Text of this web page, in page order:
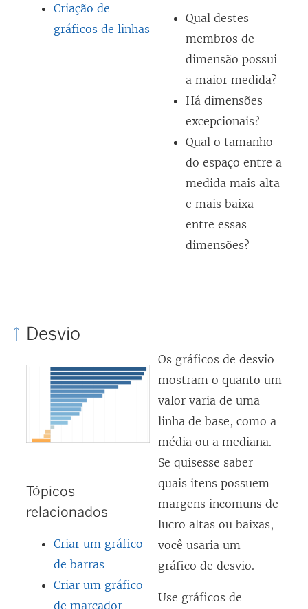
Criação de
gráficos de linhas
Qual destes
membros de
dimensão possui
a maior medida?
Há dimensões
excepcionais?
Qual o tamanho
do espaço entre a
medida mais alta
e mais baixa
entre essas
dimensões?
Desvio
Tópicos
relacionados
Criar um gráfico
de barras
Criar um gráfico
de marcador
Os gráficos de desvio
mostram o quanto um
valor varia de uma
linha de base, como a
média ou a mediana.
Se quisesse saber
quais itens possuem
margens incomuns de
lucro altas ou baixas,
você usaria um
gráfico de desvio.
Use gráficos de